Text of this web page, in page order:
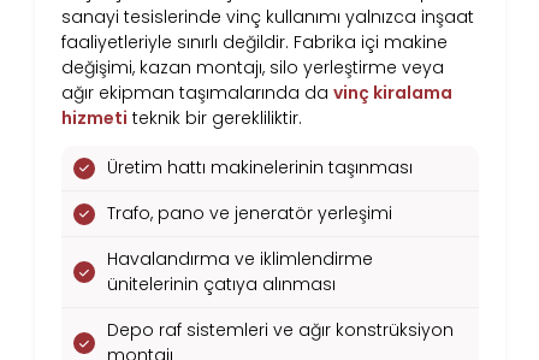
sanayi tesislerinde vinç kullanımı yalnızca inşaat
faaliyetleriyle sınırlı değildir. Fabrika içi makine
değişimi, kazan montajı, silo yerleştirme veya
ağır ekipman taşımalarında da vinç kiralama
hizmeti teknik bir gerekliliktir.
Üretim hattı makinelerinin taşınması
Trafo, pano ve jeneratör yerleşimi
Havalandırma ve iklimlendirme
ünitelerinin çatıya alınması
Depo raf sistemleri ve ağır konstrüksiyon
montajı